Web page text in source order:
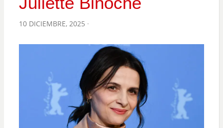
POSTED
10 DICIEMBRE, 2025